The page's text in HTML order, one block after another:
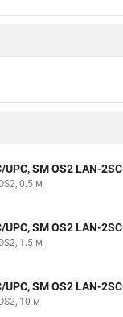
SM OS2 LAN-
0.5 м
SM OS2 LAN-
1.5 м
SM OS2 LAN-
10 м